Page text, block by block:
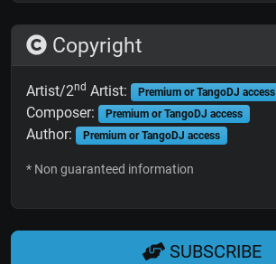
Copyright
Artist/2nd Artist: Premium or TangoDJ access
Composer: Premium or TangoDJ access
Author: Premium or TangoDJ access
* Non guaranteed information
SUBSCRIBE